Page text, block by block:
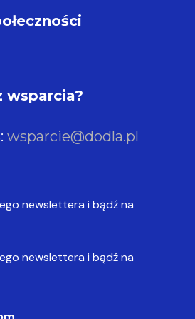
wsparcia?
wsparcie@dodla.pl
newsletterai bądź na
newsletterai bądź na